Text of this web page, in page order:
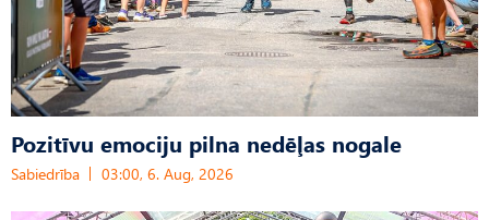
Pozitīvu emociju pilna nedēļas nogale
Sabiedrība 03:00, 6. Aug, 2026